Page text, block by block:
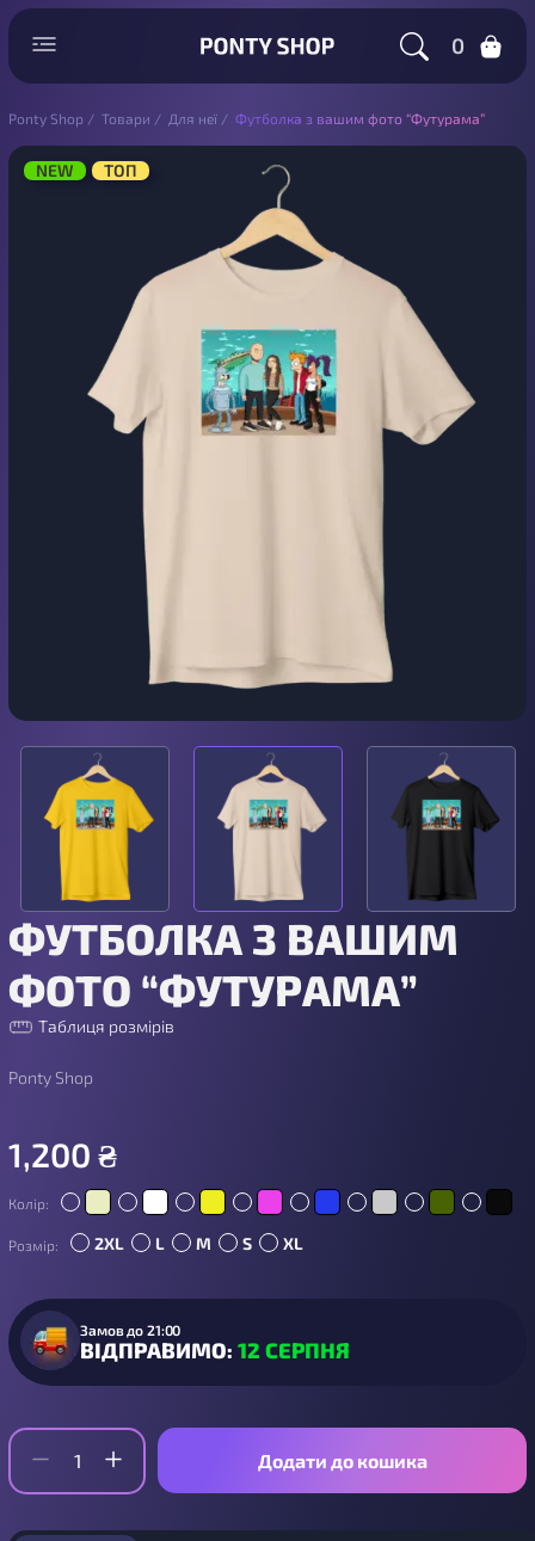
0
Ponty Shop / Товари / Для неї / Футболка з вашим фото “Футурама”
NEW ТОП
ФУТБОЛКА З ВАШИМ
ФОТО “ФУТУРАМА”
Таблиця розмірів
Ponty Shop
1,200 ₴
Колір:
Розмір: 2XL L M S XL
Замов до 21:00
ВІДПРАВИМО: 12 СЕРПНЯ
Додати до кошика